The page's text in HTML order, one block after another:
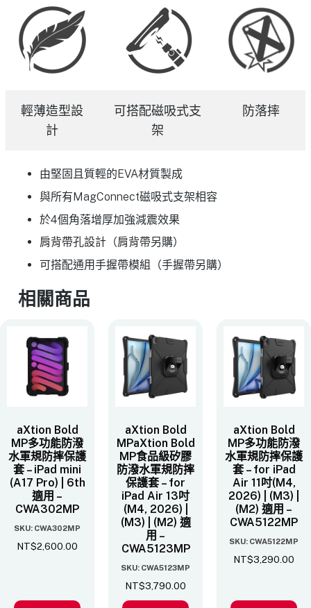
輕薄造型設
計
可搭配磁吸式支
架
防落摔
由堅固且質輕的EVA材質製成
與所有MagConnect磁吸式支架相容
於4個角落增厚加強減震效果
肩背帶孔設計（肩背帶另購）
可搭配通用手握帶模組（手握帶另購）
相關商品
aXtion Bold
MP多功能防潑
水軍規防摔保護
套 – iPad mini
(A17 Pro) | 6th
適用 –
CWA302MP
SKU: CWA302MP
NT$2,600.00
aXtion Bold
MPaXtion Bold
MP食品級矽膠
防潑水軍規防摔
保護套 – for
iPad Air 13吋
(M4, 2026) |
(M3) | (M2) 適
用 –
CWA5123MP
SKU: CWA5123MP
NT$3,790.00
aXtion Bold
MP多功能防潑
水軍規防摔保護
套 – for iPad
Air 11吋(M4,
2026) | (M3) |
(M2) 適用 –
CWA5122MP
SKU: CWA5122MP
NT$3,290.00